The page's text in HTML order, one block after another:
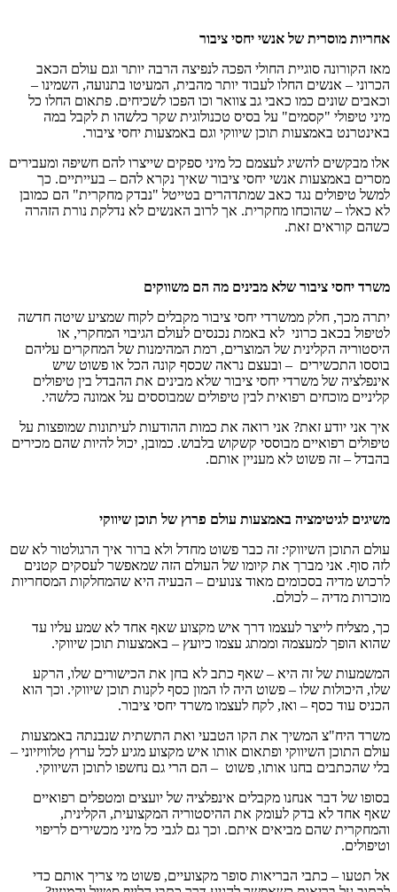
אחריות מוסרית של אנשי יחסי ציבור
מאז הקורונה סוגיית החולי הפכה לנפיצה הרבה יותר וגם עולם הכאב
הכרוני – אנשים החלו לעבוד יותר מהבית, המעיטו בתנועה, השמינו –
וכאבים שונים כמו כאבי גב צוואר וכו הפכו לשכיחים. פתאום החלו כל
מיני טיפולי "קסמים" על בסיס טכנולוגית שקר כלשהו ת לקבל במה
באינטרנט באמצעות תוכן שיווקי וגם באמצעות יחסי ציבור.
אלו מבקשים להשיג לעצמם כל מיני ספקים שייצרו להם חשיפה ומעבירים
מסרים באמצעות אנשי יחסי ציבור שאיך נקרא להם – בעייתיים. כך
למשל טיפולים נגד כאב שמתדהרים בטייטל "נבדק מחקרית" הם כמובן
לא כאלו – שהוכחו מחקרית. אך לרוב האנשים לא נדלקת נורת הזהרה
כשהם קוראים זאת.
משרד יחסי ציבור שלא מבינים מה הם משווקים
יתרה מכך, חלק ממשרדי יחסי ציבור מקבלים לקוח שמציע שיטה חדשה
לטיפול בכאב כרוני לא באמת נכנסים לעולם הגיבוי המחקרי, או
היסטוריה הקלינית של המוצרים, רמת המהימנות של המחקרים עליהם
בוססו התכשירים – ובעצם נראה שכסף קונה הכל או פשוט שיש
אינפלציה של משרדי יחסי ציבור שלא מבינים את ההבדל בין טיפולים
קליניים מוכחים רפואית לבין טיפולים שמבוססים על אמונה כלשהי.
איך אני יודע זאת? אני רואה את כמות ההודעות לעיתונות שמופצות על
טיפולים רפואיים מבוססי קשקוש בלבוש. כמובן, יכול להיות שהם מכירים
בהבדל – זה פשוט לא מעניין אותם.
משיגים לגיטימציה באמצעות עולם פרוץ של תוכן שיווקי
עולם התוכן השיווקי: זה כבר פשוט מחדל ולא ברור איך הרגולטור לא שם
לזה סוף. אני מברך את קיומו של העולם הזה שמאפשר לעסקים קטנים
לרכוש מדיה בסכומים מאוד צנועים – הבעיה היא שהמחלקות המסחריות
מוכרות מדיה – לכולם.
כך, מצליח לייצר לעצמו דרך איש מקצוע שאף אחד לא שמע עליו עד
שהוא הופך למעצמה וממתג עצמו כיועץ – באמצעות תוכן שיווקי.
המשמעות של זה היא – שאף כתב לא בחן את הכישורים שלו, הרקע
שלו, היכולות שלו – פשוט היה לו המון כסף לקנות תוכן שיווקי. וכך הוא
הכניס עוד כסף – ואז, לקח לעצמו משרד יחסי ציבור.
משרד היח"צ המשיך את הקו הטבעי ואת התשתית שנבנתה באמצעות
עולם התוכן השיווקי ופתאום אותו איש מקצוע מגיע לכל ערוץ טלוויזיוני –
בלי שהכתבים בחנו אותו, פשוט – הם הרי גם נחשפו לתוכן השיווקי.
בסופו של דבר אנחנו מקבלים אינפלציה של יועצים ומטפלים רפואיים
שאף אחד לא בדק לעומק את ההיסטוריה המקצועית, הקלינית,
והמחקרית שהם מביאים איתם. וכך גם לגבי כל מיני מכשירים לריפוי
וטיפולים.
אל תטעו – כתבי הבריאות סופר מקצועיים, פשוט מי צריך אותם כדי